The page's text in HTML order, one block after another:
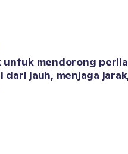
untuk mendorong
jauh, menjaga